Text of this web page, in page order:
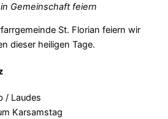
Gemeinschaft feiern
St. Florian feiern wir
dieser heiligen Tage.
/ Laudes
Karsamstag